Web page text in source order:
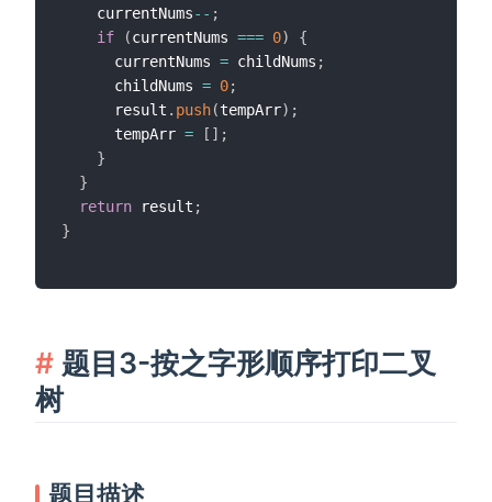
    currentNums
-- ;
if
(currentNums === 0)
{
      currentNums
= childNums ;
      childNums
= 0;
      result
. push(tempArr) ;
      tempArr
= [ ] ;
}
}
return result ;
}
题目3-按之字形顺序打印二叉
树
题目描述